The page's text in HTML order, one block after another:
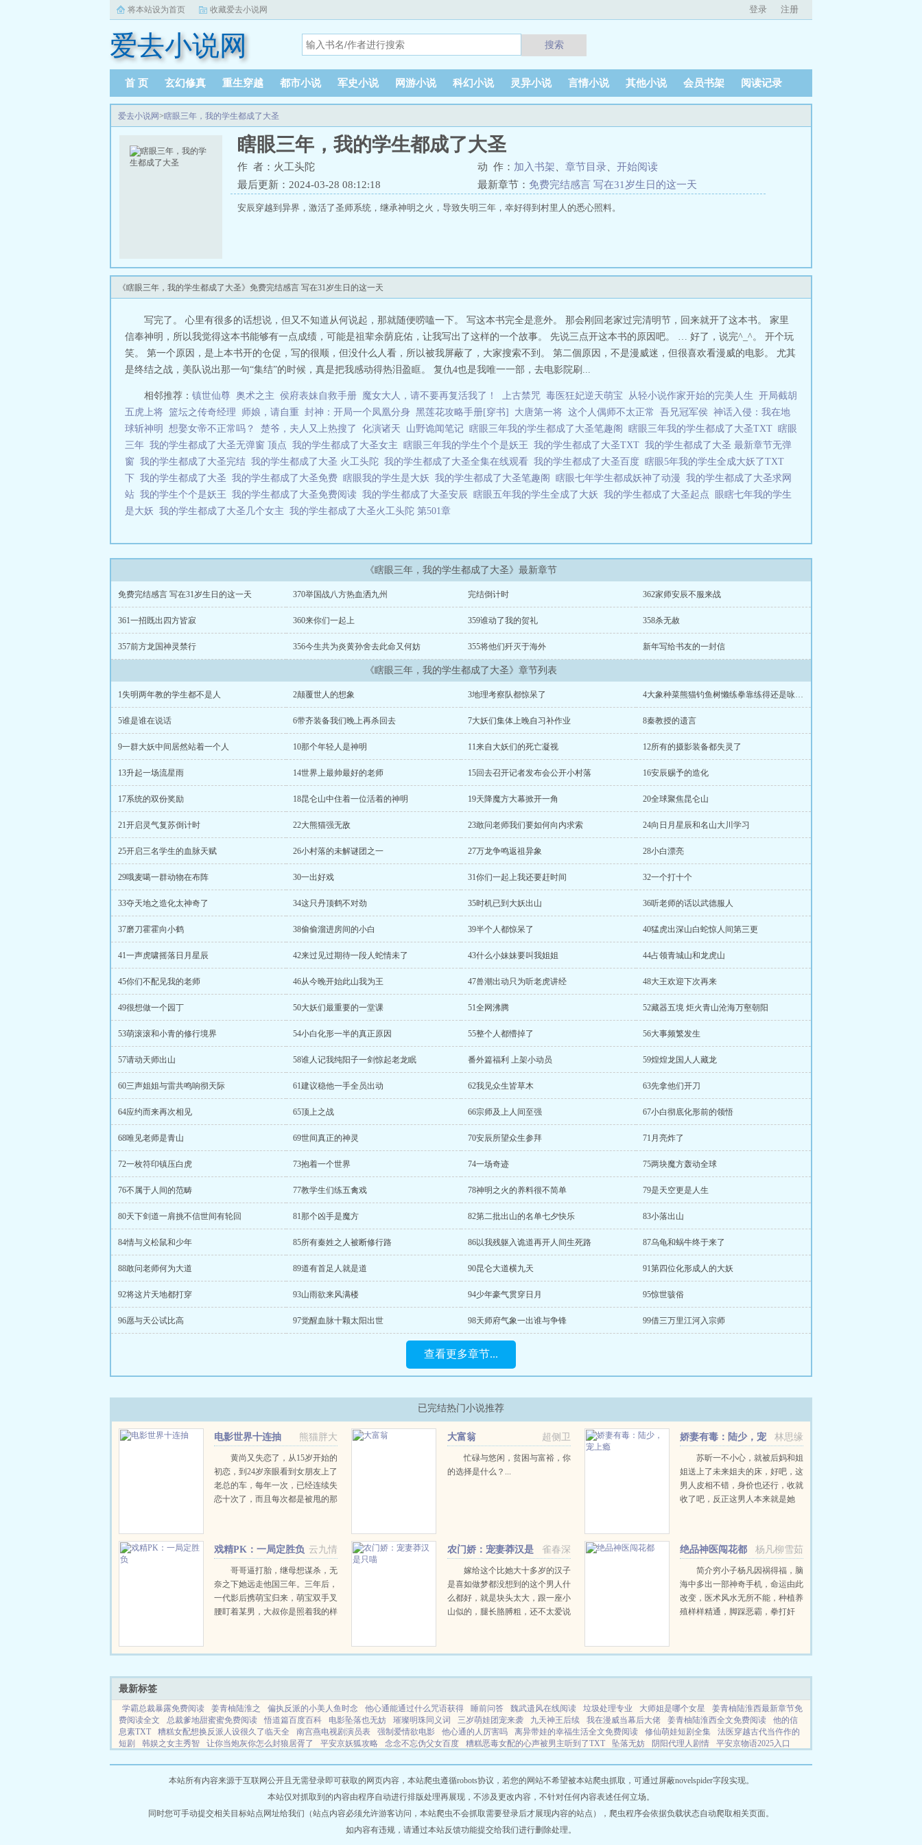
将本站设为首页 收藏爱去小说网 登录 注册
爱去小说网 搜索
首 页 玄幻修真 重生穿越 都市小说 军史小说 网游小说 科幻小说 灵异小说 言情小说 其他小说 会员书架 阅读记录
爱去小说网>瞎眼三年，我的学生都成了大圣
瞎眼三年，我的学生都成了大圣
作 者：火工头陀 动 作： 加入书架 章节目录
开始阅读
最后更新：2024-03-28 08:12:18
最新章节： 免费完结感言 写在31岁生日的这一天
安辰穿越到异界，激活了圣师系统，继承神明之火，导致失明三年，幸好得到村里人的悉心照料。
《瞎眼三年，我的学生都成了大圣》免费完结感言 写在31岁生日的这一天
写完了。 心里有很多的话想说，但又不知道从何说起，那就随便唠嗑一下。 写这本书完全是意外。 那会刚回老家过完清明节，回来就开了这本书。 家里
信奉神明，所以我觉得这本书能够有一点成绩，可能是祖辈余荫庇佑，让我写出了这样的一个故事。 先说三点开这本书的原因吧。 … 好了，说完^_^。 开个玩
笑。 第一个原因，是上本书开的仓促，写的很顺，但没什么人看，所以被我屏蔽了，大家搜索不到。 第二個原因，不是漫威迷，但很喜欢看漫威的电影。 尤其
是终结之战，美队说出那一句“集结”的时候，真是把我感动得热泪盈眶。 复仇4也是我唯一一部，去电影院刷...
相邻推荐： 镇世仙尊 奥术之主 侯府表妹自救手册 魔女大人，请不要再复活我了！ 上古禁咒 毒医狂妃逆天萌宝 从轻小说作家开始的完美人生 开局截胡
五虎上将 篮坛之传奇经理 师娘，请自重 封神：开局一个凤凰分身 黑莲花攻略手册[穿书] 大唐第一将 这个人偶师不太正常 吾兄冠军侯 神话入侵：我在地
球斩神明
想娶女帝不正常吗？ 楚爷，夫人又上热搜了 化演诸天 山野诡闻笔记 瞎眼三年我的学生都成了大圣笔趣阁 瞎眼三年我的学生都成了大圣TXT 瞎眼
三年 我的学生都成了大圣无弹窗 顶点 我的学生都成了大圣女主 瞎眼三年我的学生个个是妖王 我的学生都成了大圣TXT 我的学生都成了大圣 最新章节无弹
窗 我的学生都成了大圣完结 我的学生都成了大圣 火工头陀 我的学生都成了大圣全集在线观看 我的学生都成了大圣百度 瞎眼5年我的学生全成大妖了TXT
下 我的学生都成了大圣 我的学生都成了大圣免费 瞎眼我的学生是大妖 我的学生都成了大圣笔趣阁 瞎眼七年学生都成妖神了动漫 我的学生都成了大圣求网
站 我的学生个个是妖王 我的学生都成了大圣免费阅读 我的学生都成了大圣安辰 瞎眼五年我的学生全成了大妖 我的学生都成了大圣起点
眼瞎七年我的学生
是大妖 我的学生都成了大圣几个女主 我的学生都成了大圣火工头陀 第501章
《瞎眼三年，我的学生都成了大圣》最新章节
免费完结感言 写在31岁生日的这一天 370举国战八方热血洒九州 完结倒计时 362家师安辰不服来战
361一招既出四方皆寂 360来你们一起上 359谁动了我的贺礼 358杀无赦
357前方龙国神灵禁行 356今生共为炎黄孙舍去此命又何妨 355将他们歼灭于海外 新年写给书友的一封信
《瞎眼三年，我的学生都成了大圣》章节列表
1失明两年教的学生都不是人 2颠覆世人的想象 3地理考察队都惊呆了 4大象种菜熊猫钓鱼树懒练拳靠练得还是咏春拳
5谁是谁在说话 6带齐装备我们晚上再杀回去 7大妖们集体上晚自习补作业 8秦教授的遗言
9一群大妖中间居然站着一个人 10那个年轻人是神明 11来自大妖们的死亡凝视 12所有的摄影装备都失灵了
13升起一场流星雨 14世界上最帅最好的老师 15回去召开记者发布会公开小村落 16安辰赐予的造化
17系统的双份奖励 18昆仑山中住着一位活着的神明 19天降魔方大幕掀开一角 20全球聚焦昆仑山
21开启灵气复苏倒计时 22大熊猫强无敌 23敢问老师我们要如何向内求索 24向日月星辰和名山大川学习
25开启三名学生的血脉天赋 26小村落的未解谜团之一 27万龙争鸣返祖异象 28小白漂亮
29哦麦噶一群动物在布阵 30一出好戏 31你们一起上我还要赶时间 32一个打十个
33夺天地之造化太神奇了 34这只丹顶鹤不对劲 35时机已到大妖出山 36听老师的话以武德服人
37磨刀霍霍向小鹤 38偷偷溜进房间的小白 39半个人都惊呆了 40猛虎出深山白蛇惊人间第三更
41一声虎啸摇落日月星辰 42来过见过期待一段人蛇情未了 43什么小妹妹要叫我姐姐 44占领青城山和龙虎山
45你们不配见我的老师 46从今晚开始此山我为王 47兽潮出动只为听老虎讲经 48大王欢迎下次再来
49很想做一个园丁 50大妖们最重要的一堂课 51全网沸腾 52藏器五境 炬火青山沧海万壑朝阳
53萌滚滚和小青的修行境界 54小白化形一半的真正原因 55整个人都懵掉了 56大事频繁发生
57请动天师出山 58谁人记我纯阳子一剑惊起老龙眠 番外篇福利 上架小动员 59煌煌龙国人人藏龙
60三声姐姐与雷共鸣响彻天际 61建议稳他一手全员出动 62我见众生皆草木 63先拿他们开刀
64应约而来再次相见 65顶上之战 66宗师及上人间至强 67小白彻底化形前的领悟
68唯见老师是青山 69世间真正的神灵 70安辰所望众生参拜 71月亮炸了
72一枚符印镇压白虎 73抱着一个世界 74一场奇迹 75两块魔方轰动全球
76不属于人间的范畴 77教学生们练五禽戏 78神明之火的养料很不简单 79是天空更是人生
80天下剑道一肩挑不信世间有轮回 81那个凶手是魔方 82第二批出山的名单七夕快乐 83小落出山
84情与义松鼠和少年 85所有秦姓之人被断修行路 86以我残躯入诡道再开人间生死路 87乌龟和蜗牛终于来了
88敢问老师何为大道 89道有首足人就是道 90昆仑大道横九天 91第四位化形成人的大妖
92将这片天地都打穿 93山雨欲来风满楼 94少年豪气贯穿日月 95惊世骇俗
96愿与天公试比高 97觉醒血脉十颗太阳出世 98天师府气象一出谁与争锋 99借三万里江河入宗师
查看更多章节...
已完结热门小说推荐
熊猫胖大
电影世界十连抽
黄尚又失恋了，从15岁开始的
初恋，到24岁亲眼看到女朋友上了
老总的车，每年一次，已经连续失
恋十次了，而且每次都是被甩的那
超侧卫
大富翁
忙碌与悠闲，贫困与富裕，你
的选择是什么？...
林思缘
娇妻有毒：陆少，宠
上瘾苏昕一不小心，就被后妈和姐
姐送上了未来姐夫的床，好吧，这
男人皮相不错，身价也还行，收就
收了吧，反正这男人本来就是她
假象，她的真实身份是跻身...
云九情
戏精PK：一局定胜负
哥哥逼打胎，继母想谋杀，无
奈之下她远走他国三年。三年后，
一代影后携萌宝归来，萌宝双手叉
腰盯着某男，大叔你是照着我的样
我们可没...
雀春深
农门娇：宠妻莽汉是
只喵嫁给这个比她大十多岁的汉子
是喜如做梦都没想到的这个男人什
么都好，就是块头太大，跟一座小
山似的，腿长胳膊粗，还不太爱说
像想把她吃了汉子小山一样挡在娇
杨凡柳雪茹
绝品神医闯花都
简介穷小子杨凡因祸得福，脑
海中多出一部神奇手机，命运由此
改变，医术风水无所不能，种植养
殖样样精通，脚踩恶霸，拳打奸
最新标签
学霸总裁暴露免费阅读 姜青柚陆淮之 偏执反派的小美人鱼时念 他心通能通过什么咒语获得 睡前问答 魏武遗风在线阅读 垃圾处理专业 大师姐是哪个女星
姜青柚陆淮西最新章节免
费阅读全文
总裁爹地甜蜜蜜免费阅读 悟道篇百度百科 电影坠落也无妨 璀璨明珠同义词 三岁萌娃团宠来袭 九天神王后续 我在漫威当幕后大佬 姜青柚陆淮西全文免费阅读
他的信
息素TXT
糟糕女配想换反派人设很久了临天全 南宫燕电视剧演员表 强制爱情欲电影 他心通的人厉害吗 离异带娃的幸福生活全文免费阅读 修仙萌娃短剧全集
法医穿越古代当仵作的
短剧
韩娱之女主秀智 让你当炮灰你怎么封狼居胥了 平安京妖狐攻略 念念不忘伪父女百度 糟糕恶毒女配的心声被男主听到了TXT 坠落无妨 阴阳代理人剧情
平安京物语2025入口
御兽大佬第三季免费观看
穿书后成了病娇师尊的在逃乖徒全文免费阅读 灭世龙崽有错22章免费阅读 快穿之宿主他莫得感情 重叠综合症什么意思 开局火影觉醒斩魄刀全文阅读
女帝
毒舌互怼宿敌古言 爱妃来怀孕 绝找双骄 工厂通古今假千金囤货 我在漫威世界当老爹 伪装o 他的信息素炒甜 糟糕穿成女配怎么办漫画 萌娃修仙柔柔
娇生惯养兄妹归
双骄杯第二季冠军是谁 华妃重生手撕甄嬛 在成人用品公司上班怎么样 被通缉的名侦探在线阅读 成人用品公司排名前十有哪些
局斩杀半藏的
九天神女录免费阅读 重叠 诗涵 流浪汉 我要这美貌有何用免费阅读 糟糕惊悚boss又凶又黏人漫剧 我对太子暗卫有想法类似的 特工重生之豪门医女 乐可冯虎母亲
团宠萌宝三岁半 皇后白软胖全文 被贫穷的藏族男高富养了的番外
我的总监很傲娇1-40集完整版合集免费观看 主角是灵植夫的家族修仙 他心通能知道别人未来想法吗
本站所有内容来源于互联网公开且无需登录即可获取的网页内容，本站爬虫遵循robots协议，若您的网站不希望被本站爬虫抓取，可通过屏蔽novelspider字段实现。
本站仅对抓取到的内容由程序自动进行排版处理再展现，不涉及更改内容，不针对任何内容表述任何立场。
同时您可手动提交相关目标站点网址给我们（站点内容必须允许游客访问，本站爬虫不会抓取需要登录后才展现内容的站点），爬虫程序会依据负载状态自动爬取相关页面。
如内容有违规，请通过本站反馈功能提交给我们进行删除处理。